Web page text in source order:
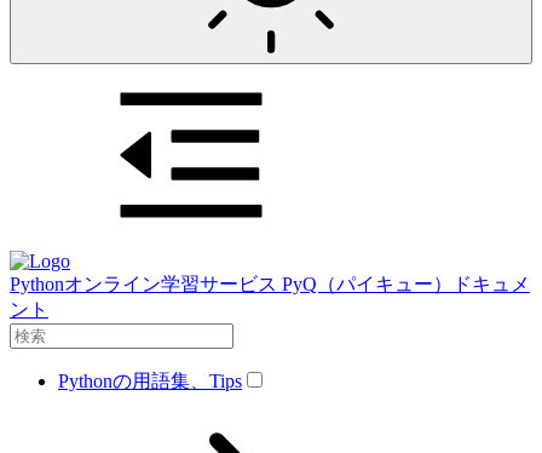
Pythonオンライン学習サービス PyQ（パイキュー）ドキュメ
ント
Pythonの用語集、Tips